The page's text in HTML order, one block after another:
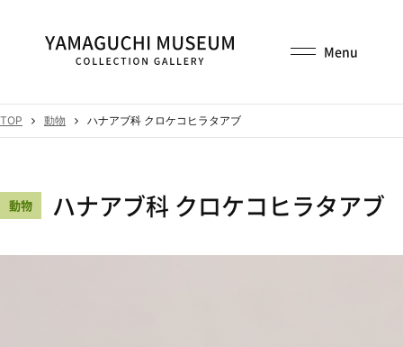
TOP 動物 ハナアブ科 クロケコヒラタアブ
動物 ハナアブ科 クロケコヒラタアブ